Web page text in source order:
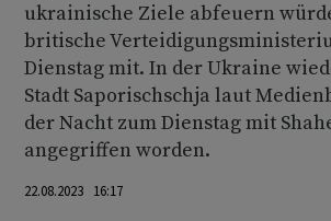
ukrainische Ziele abfeuern
britische
Dienstag mit. In der Ukraine
Stadt Saporischschja laut
der Nacht zum Dienstag mit
angegriffen worden.
22.08.2023 16:17